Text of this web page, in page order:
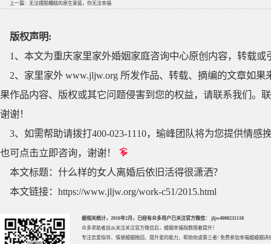
上一篇： 无法摆脱糟糕的原生家庭，你无法幸福
版权声明:
1、本文为重庆家里家外婚姻家庭咨询中心原创内容，转载
2、家里家外 www.jljw.org 所发作品、转载、摘编的文章如
果作品内容、版权或其它问题侵害到您的权益，请联系我们。
谢谢！
3、如需帮助请拨打400-023-1110，瑜峰团队将为您提供情
也可点击立即咨询，谢谢！
本文标题： 什么样的女人离婚后依旧活得很潇洒？
本文链接： https://www.jljw.org/work-c51/2015.html
据相关统计，2016年2月，已经有众多用户已关注官方微信： jljw4000231110
众多求助者自从关注关注官方微信后，婚姻幸福指数随着提升！
专注恋爱指导、 情感婚姻挽回 、提升爱的能力、帮助劝退第三者! 免费参加幸福婚婚姻讲